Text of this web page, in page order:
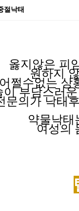
절낙­태
옳지않은 피
원하지
어쩔수없는 상
이 부담스러
문의가 낙태후
약물낙태
여성의